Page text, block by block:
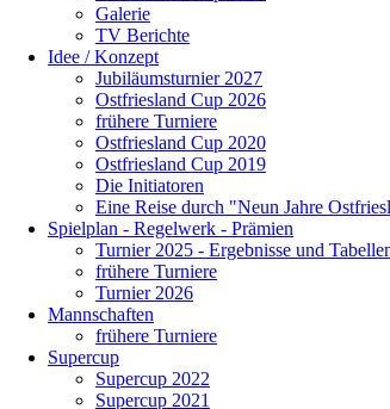
Galerie
TV Berichte
Idee / Konzept
Jubiläumsturnier 2027
Ostfriesland Cup 2026
frühere Turniere
Ostfriesland Cup 2020
Ostfriesland Cup 2019
Die Initiatoren
Eine Reise durch "Neun Jahre
Spielplan - Regelwerk - Prämien
Turnier 2025 - Ergebnisse und
frühere Turniere
Turnier 2026
Mannschaften
frühere Turniere
Supercup
Supercup 2022
Supercup 2021